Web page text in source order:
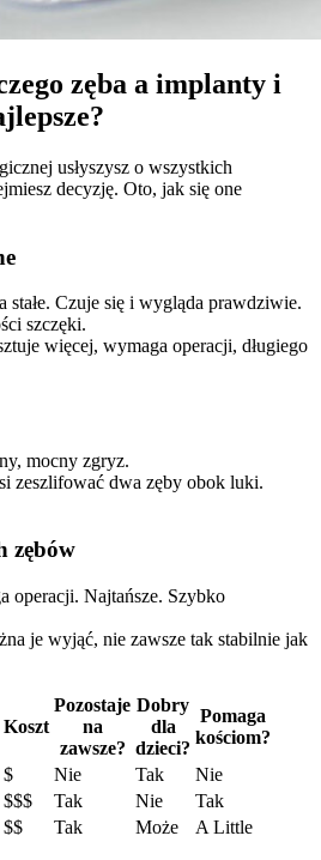
zęba a implanty i
usłyszysz o wszystkich
decyzję. Oto, jak się one
stałe. Czuje się i wygląda prawdziwie.
szczęki.
więcej, wymaga operacji, długiego
mocny zgryz.
zeszlifować dwa zęby obok luki.
zębów
operacji. Najtańsze. Szybko
je wyjąć, nie zawsze tak stabilnie jak
Koszt
Pozostaje
na
zawsze?
Dobry
dla
dzieci?
Pomaga
kościom?
$ Nie Tak
Nie
$$$ Tak Nie
Tak
$$ Tak Może A Little